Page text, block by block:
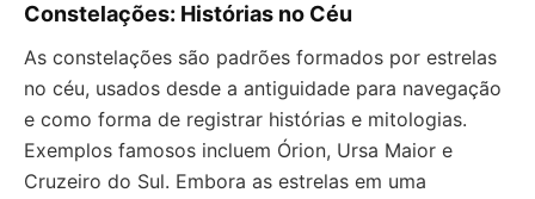
Constelações: Histórias no Céu
As constelações são padrões formados por estrelas
no céu, usados desde a antiguidade para navegação
e como forma de registrar histórias e mitologias.
Exemplos famosos incluem Órion, Ursa Maior e
Cruzeiro do Sul. Embora as estrelas em uma